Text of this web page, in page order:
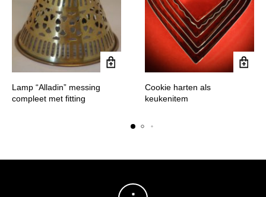
Lamp “Alladin” messing
compleet met fitting
Cookie harten als
keukenitem